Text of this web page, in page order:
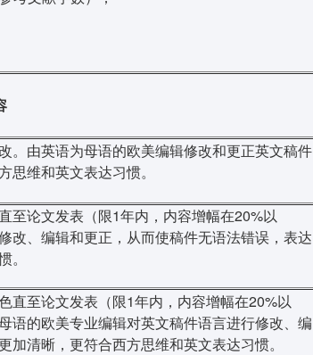
。由英语为母语的欧美编辑修改和更正英文稿件
维和英文表达习惯。
至论文发表（限1年内，内容增幅在20%以
改、编辑和更正，从而使稿件无语法错误，表达
直至论文发表（限1年内，内容增幅在20%以
语的欧美专业编辑对英文稿件语言进行修改、编
清晰，更符合西方思维和英文表达习惯。